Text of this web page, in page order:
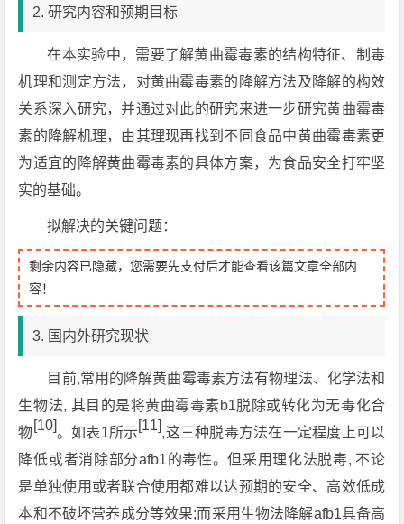
2. 研究内容和预期目标
在本实验中，需要了解黄曲霉毒素的结构特征、制毒
机理和测定方法，对黄曲霉毒素的降解方法及降解的构效
关系深入研究，并通过对此的研究来进一步研究黄曲霉毒
素的降解机理，由其理现再找到不同食品中黄曲霉毒素更
为适宜的降解黄曲霉毒素的具体方案，为食品安全打牢坚
实的基础。
拟解决的关键问题：
剩余内容已隐藏，您需要先支付后才能查看该篇文章全部内
容！
3. 国内外研究现状
目前,常用的降解黄曲霉毒素方法有物理法、化学法和
生物法, 其目的是将黄曲霉毒素b1脱除或转化为无毒化合
物[10]。如表1所示[11],这三种脱毒方法在一定程度上可以
降低或者消除部分afb1的毒性。但采用理化法脱毒, 不论
是单独使用或者联合使用都难以达预期的安全、高效低成
本和不破坏营养成分等效果;而采用生物法降解afb1具备高